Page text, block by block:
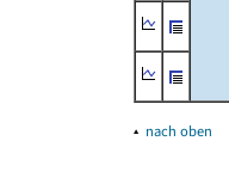
▴ nach oben